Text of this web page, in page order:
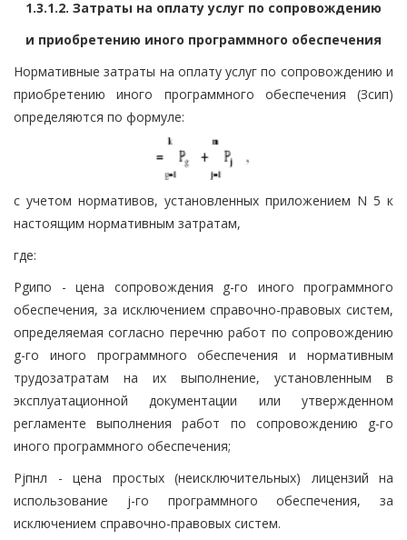
1.3.1.2. Затраты на оплату услуг по сопровождению
и приобретению иного программного обеспечения
Нормативные затраты на оплату услуг по сопровождению и
приобретению иного программного обеспечения (Зсип)
определяются по формуле:
с учетом нормативов, установленных приложением N 5 к
настоящим нормативным затратам,
где:
Pgипо - цена сопровождения g-го иного программного
обеспечения, за исключением справочно-правовых систем,
определяемая согласно перечню работ по сопровождению
g-го иного программного обеспечения и нормативным
трудозатратам на их выполнение, установленным в
эксплуатационной документации или утвержденном
регламенте выполнения работ по сопровождению g-го
иного программного обеспечения;
Pjпнл - цена простых (неисключительных) лицензий на
использование j-го программного обеспечения, за
исключением справочно-правовых систем.